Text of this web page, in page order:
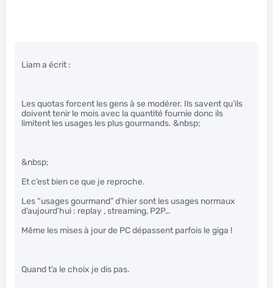
Liam a écrit :
Les quotas forcent les gens à se modérer. Ils savent qu’ils
doivent tenir le mois avec la quantité fournie donc ils
limitent les usages les plus gourmands. &nbsp;
&nbsp;
Et c’est bien ce que je reproche.
Les “usages gourmand” d’hier sont les usages normaux
d’aujourd’hui : replay , streaming, P2P…
Même les mises à jour de PC dépassent parfois le giga !
Quand t’a le choix je dis pas.